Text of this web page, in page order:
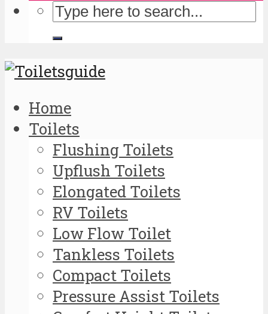
Home
Toilets
Flushing Toilets
Upflush Toilets
Elongated Toilets
RV Toilets
Low Flow Toilet
Tankless Toilets
Compact Toilets
Pressure Assist Toilets